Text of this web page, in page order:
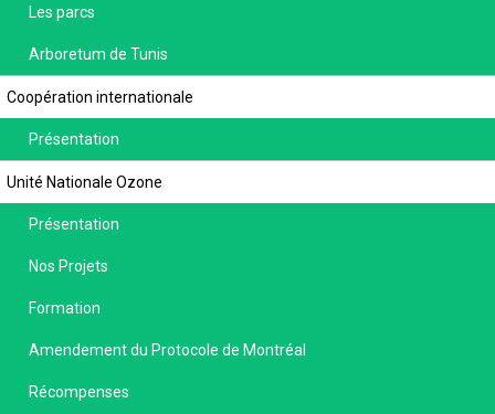
Les parcs
Arboretum de Tunis
Coopération internationale
Présentation
Unité Nationale Ozone
Présentation
Nos Projets
Formation
Amendement du Protocole de Montréal
Récompenses